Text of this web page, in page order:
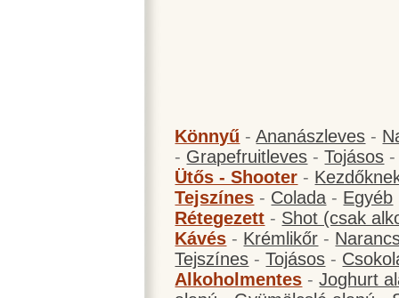
Könnyű -Ananászleves -
- Grapefruitleves -Tojásos
Ütős - Shooter -
Tejszínes - Colada - Egyéb
Rétegezett - Shot (csak
Kávés - Krémlikőr -
Tejszínes -Tojásos -
Alkoholmentes -Joghurt